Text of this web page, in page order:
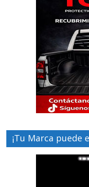
¡Tu Marca puede